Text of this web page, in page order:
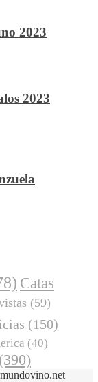
2023
2023
Catas
(59)
(150)
(40)
(390)